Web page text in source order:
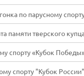
по парусному
памяти тверского
спорту «Кубок
спорту "Кубок